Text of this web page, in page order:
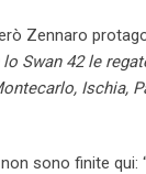
Zennaro
Swan 42 le
Ischia,
sono finite qui: